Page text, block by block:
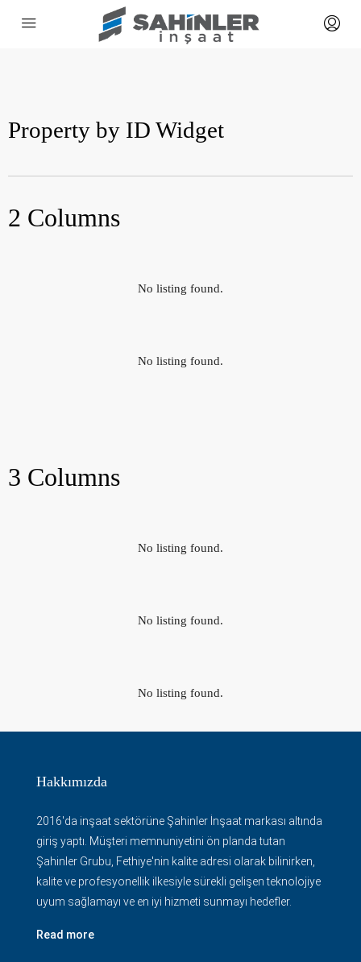
Property by ID Widget​
2 Columns
No listing found.
No listing found.
3 Columns
No listing found.
No listing found.
No listing found.
Hakkımızda
2016'da inşaat sektörüne Şahinler İnşaat markası altında
giriş yaptı. Müşteri memnuniyetini ön planda tutan
Şahinler Grubu, Fethiye'nin kalite adresi olarak bilinirken,
kalite ve profesyonellik ilkesiyle sürekli gelişen teknolojiye
uyum sağlamayı ve en iyi hizmeti sunmayı hedefler.
Read more